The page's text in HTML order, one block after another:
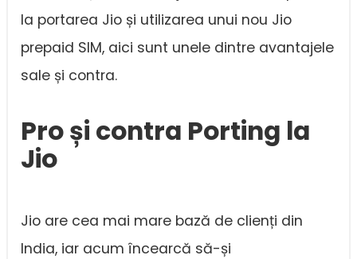
la portarea Jio și utilizarea unui nou Jio
prepaid SIM, aici sunt unele dintre avantajele
sale și contra.
Pro și contra Porting la
Jio
Jio are cea mai mare bază de clienți din
India, iar acum încearcă să-și